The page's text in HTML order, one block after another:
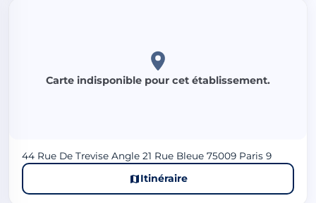
Carte indisponible pour cet établissement.
44 Rue De Trevise Angle 21 Rue Bleue 75009 Paris 9
Itinéraire